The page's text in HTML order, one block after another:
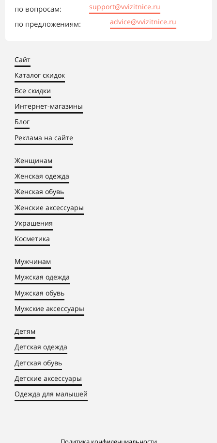
по вопросам: support@vvizitnice.ru
по предложениям: advice@vvizitnice.ru
Сайт
Каталог скидок
Все скидки
Интернет-магазины
Блог
Реклама на сайте
Женщинам
Женская одежда
Женская обувь
Женские аксессуары
Украшения
Косметика
Мужчинам
Мужская одежда
Мужская обувь
Мужские аксессуары
Детям
Детская одежда
Детская обувь
Детские аксессуары
Одежда для малышей